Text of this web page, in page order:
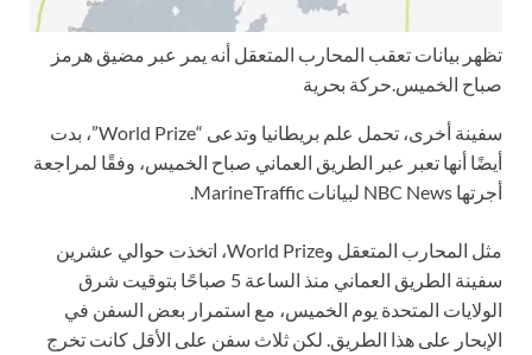
تظهر بيانات تعقب المحارب المتعقل أنه يمر عبر مضيق هرمز
صباح الخميس.حركة بحرية
سفينة أخرى، تحمل علم بريطانيا وتدعى “World Prize”، بدت
أيضًا أنها تعبر عبر الطريق العماني صباح الخميس، وفقًا لمراجعة
أجرتها NBC News لبيانات MarineTraffic.
مثل المحارب المتعقل وWorld Prize، اتخذت حوالي عشرين
سفينة الطريق العماني منذ الساعة 5 صباحًا بتوقيت شرق
الولايات المتحدة يوم الخميس، مع استمرار بعض السفن في
الإبحار على هذا الطريق. لكن ثلاث سفن على الأقل كانت تخرج